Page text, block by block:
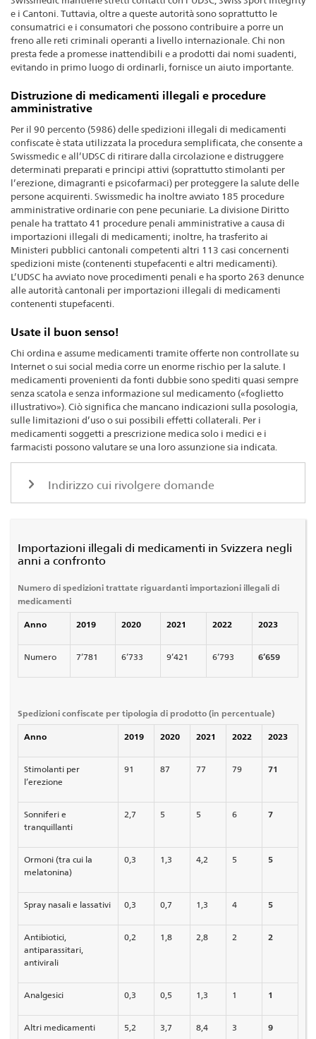
e i Cantoni. Tuttavia, oltre a queste autorità sono soprattutto le
consumatrici e i consumatori che possono contribuire a porre un
freno alle reti criminali operanti a livello internazionale. Chi non
presta fede a promesse inattendibili e a prodotti dai nomi suadenti,
evitando in primo luogo di ordinarli, fornisce un aiuto importante.
Distruzione di medicamenti illegali e procedure
amministrative
Per il 90 percento (5986) delle spedizioni illegali di medicamenti
confiscate è stata utilizzata la procedura semplificata, che consente a
Swissmedic e all’UDSC di ritirare dalla circolazione e distruggere
determinati preparati e principi attivi (soprattutto stimolanti per
l’erezione, dimagranti e psicofarmaci) per proteggere la salute delle
persone acquirenti. Swissmedic ha inoltre avviato 185 procedure
amministrative ordinarie con pene pecuniarie. La divisione Diritto
penale ha trattato 41 procedure penali amministrative a causa di
importazioni illegali di medicamenti; inoltre, ha trasferito ai
Ministeri pubblici cantonali competenti altri 113 casi concernenti
spedizioni miste (contenenti stupefacenti e altri medicamenti).
L’UDSC ha avviato nove procedimenti penali e ha sporto 263 denunce
alle autorità cantonali per importazioni illegali di medicamenti
contenenti stupefacenti.
Usate il buon senso!
Chi ordina e assume medicamenti tramite offerte non controllate su
Internet o sui social media corre un enorme rischio per la salute. I
medicamenti provenienti da fonti dubbie sono spediti quasi sempre
senza scatola e senza informazione sul medicamento («foglietto
illustrativo»). Ciò significa che mancano indicazioni sulla posologia,
sulle limitazioni d’uso o sui possibili effetti collaterali. Per i
medicamenti soggetti a prescrizione medica solo i medici e i
farmacisti possono valutare se una loro assunzione sia indicata.
Indirizzo cui rivolgere domande
Importazioni illegali di medicamenti in Svizzera negli
anni a confronto
Numero di spedizioni trattate riguardanti importazioni illegali di
medicamenti
Anno 2019 2020 2021 2022 2023
Numero 7’781 6’733 9’421 6’793 6’659
Spedizioni confiscate per tipologia di prodotto (in percentuale)
Anno 2019 2020 2021 2022 2023
Stimolanti per
l’erezione
91 87 77 79 71
Sonniferi e
tranquillanti
2,7 5 5 6 7
Ormoni (tra cui la
melatonina)
0,3 1,3 4,2 5 5
Spray nasali e lassativi 0,3 0,7 1,3 4 5
Antibiotici,
antiparassitari,
antivirali
0,2 1,8 2,8 2 2
Analgesici 0,3 0,5 1,3 1 1
Altri medicamenti 5,2 3,7 8,4 3 9